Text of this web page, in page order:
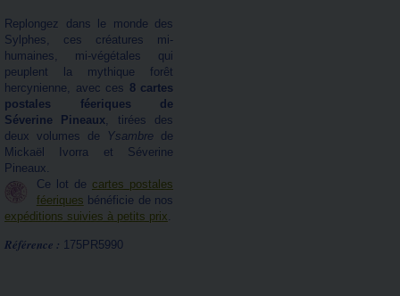
Replongez dans le monde des
Sylphes, ces créatures mi-
humaines, mi-végétales qui
peuplent la mythique forêt
hercynienne, avec ces 8 cartes
postales féeriques de
Séverine Pineaux, tirées des
deux volumes de
Ysambre de
Mickaël Ivorra et Séverine
Pineaux.
Ce lot de cartes postales
féeriques bénéficie de nos
expéditions suivies à petits prix.
Référence : 175PR5990